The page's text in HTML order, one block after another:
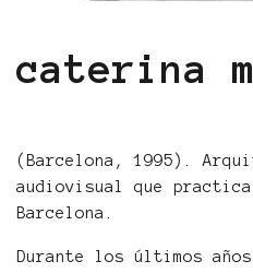
caterina
(Barcelona, 1995).
audiovisual que
Barcelona.
Durante los últimos